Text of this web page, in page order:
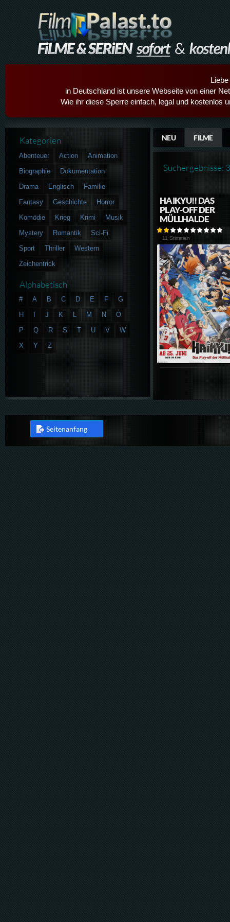
in Deutschland ist unsere Webseite von einer
Wie ihr diese Sperre einfach, legal und kostenlos
NEU FILME
Suchergebnisse: 3
HAIKYU!! DAS
PLAY-OFF DER
MÜLLHALDE
11 Stimmen
Kategorien
Abenteuer Action
Animation
Biographie
Dokumentation
Drama
Englisch
Familie
Fantasy
Geschichte
Horror
Komödie
Krieg Krimi
Musik
Mystery
Romantik
Sci-Fi
Sport
Thriller
Western
Zeichentrick
Alphabetisch
# A B C D E F
G
H
J K L M N
O
P
Q R S T U V
W
X
Y Z
Seitenanfang